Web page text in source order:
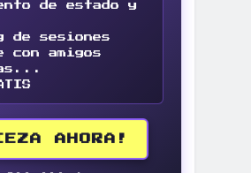
de estado y
de sesiones
con amigos
AHORA!